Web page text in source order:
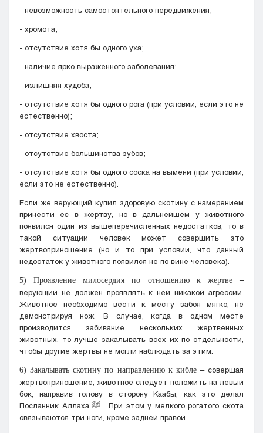
- невозможность самостоятельного передвижения;
- хромота;
- отсутствие хотя бы одного уха;
- наличие ярко выраженного заболевания;
- излишняя худоба;
- отсутствие хотя бы одного рога (при условии, если это не
естественно);
- отсутствие хвоста;
- отсутствие большинства зубов;
- отсутствие хотя бы одного соска на вымени (при условии,
если это не естественно).
Если же верующий купил здоровую скотину с намерением
принести её в жертву, но в дальнейшем у животного
появился один из вышеперечисленных недостатков, то в
такой ситуации человек может совершить это
жертвоприношение (но и то при условии, что данный
недостаток у животного появился не по вине человека).
5) Проявление милосердия по отношению к жертве –
верующий не должен проявлять к ней никакой агрессии.
Животное необходимо вести к месту забоя мягко, не
демонстрируя нож. В случае, когда в одном месте
производится забивание нескольких жертвенных
животных, то лучше закалывать всех их по отдельности,
чтобы другие жертвы не могли наблюдать за этим.
6) Закалывать скотину по направлению к кибле – совершая
жертвоприношение, животное следует положить на левый
бок, направив голову в сторону Каабы, как это делал
Посланник Аллахаﷺ . При этом у мелкого рогатого скота
связываются три ноги, кроме задней правой.